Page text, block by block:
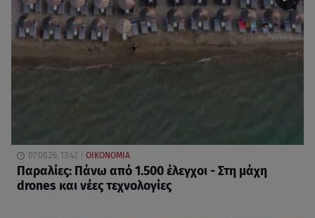
07.08.26, 13:42 ΟΙΚΟΝΟΜΙΑ
Παραλίες: Πάνω από 1.500 έλεγχοι - Στη μάχη
drones και νέες τεχνολογίες